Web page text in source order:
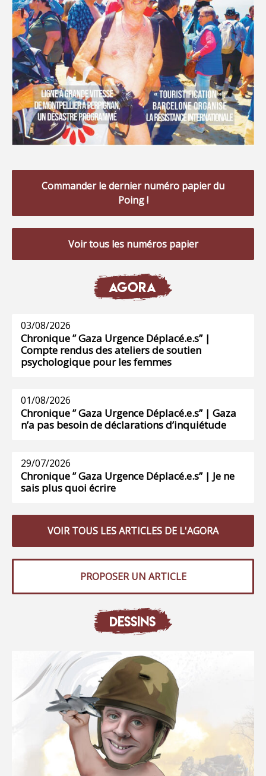
Commander le dernier numéro papier du
Poing !
Voir tous les numéros papier
AGORA
03/08/2026
Chronique ” Gaza Urgence Déplacé.e.s” |
Compte rendus des ateliers de soutien
psychologique pour les femmes
01/08/2026
Chronique ” Gaza Urgence Déplacé.e.s” | Gaza
n’a pas besoin de déclarations d’inquiétude
29/07/2026
Chronique ” Gaza Urgence Déplacé.e.s” | Je ne
sais plus quoi écrire
VOIR TOUS LES ARTICLES DE L'AGORA
PROPOSER UN ARTICLE
DESSINS